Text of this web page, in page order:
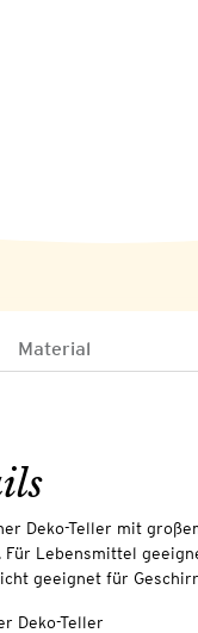
Material
Deko-Teller mit
Für Lebensmittel
geeignet für
Deko-Teller